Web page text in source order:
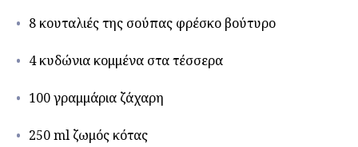
8 κουταλιές της σούπας φρέσκο βούτυρο
4 κυδώνια κομμένα στα τέσσερα
100 γραμμάρια ζάχαρη
250 ml ζωμός κότας